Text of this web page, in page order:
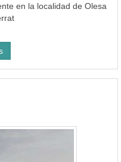
en la localidad de Olesa